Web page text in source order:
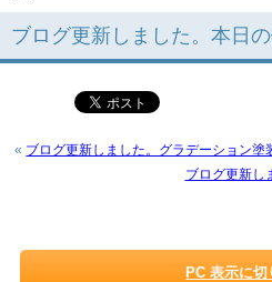
ブログ更新しました。本日
« ブログ更新しました。グラデーション塗
ブログ更新し
PC 表示に切